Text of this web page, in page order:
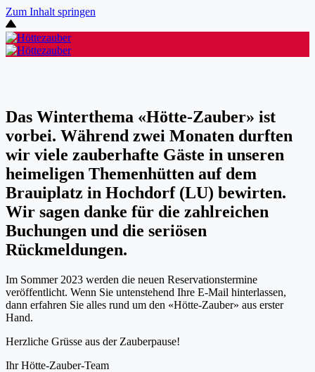
Zum Inhalt springen
Das Winterthema «Hötte-Zauber» ist
vorbei. Während zwei Monaten durften
wir viele zauberhafte Gäste in unseren
heimeligen Themenhütten auf dem
Brauiplatz in Hochdorf (LU) bewirten.
Wir sagen danke für die zahlreichen
Buchungen und die seriösen
Rückmeldungen.
Im Sommer 2023 werden die neuen Reservationstermine
veröffentlicht. Wenn Sie untenstehend Ihre E-Mail hinterlassen,
dann erfahren Sie alles rund um den «Hötte-Zauber» aus erster
Hand.
Herzliche Grüsse aus der Zauberpause!
Ihr Hötte-Zauber-Team